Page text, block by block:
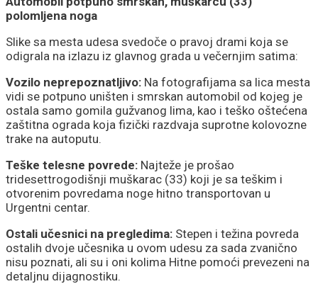
polomljena noga
Slike sa mesta udesa svedoče o pravoj drami koja se
odigrala na izlazu iz glavnog grada u večernjim satima:
Vozilo neprepoznatljivo: Na fotografijama sa lica mesta
vidi se potpuno uništen i smrskan automobil od kojeg je
ostala samo gomila gužvanog lima, kao i teško oštećena
zaštitna ograda koja fizički razdvaja suprotne kolovozne
trake na autoputu.
Teške telesne povrede: Najteže je prošao
tridesettrogodišnji muškarac (33) koji je sa teškim i
otvorenim povredama noge hitno transportovan u
Urgentni centar.
Ostali učesnici na pregledima: Stepen i težina povreda
ostalih dvoje učesnika u ovom udesu za sada zvanično
nisu poznati, ali su i oni kolima Hitne pomoći prevezeni na
detaljnu dijagnostiku.